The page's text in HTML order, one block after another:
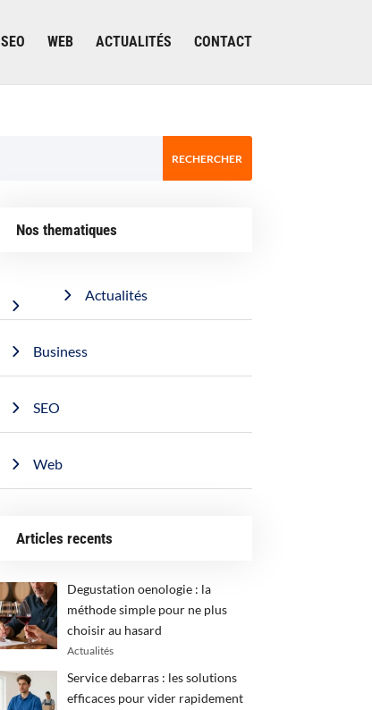
SEO WEB ACTUALITÉS CONTACT
Nos thematiques
Actualités
Business
SEO
Web
Articles recents
Degustation oenologie : la
méthode simple pour ne plus
choisir au hasard
Actualités
Service debarras : les solutions
efficaces pour vider rapidement